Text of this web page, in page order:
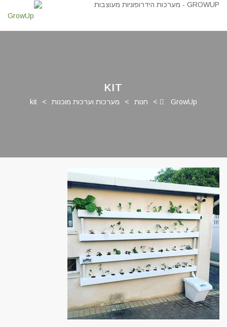
KIT
GrowUp
> חנות > מערכות וערכות מוכנות >
kit